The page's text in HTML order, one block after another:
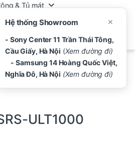
& Tủ mát
ULT1000
×
Hệ thống Showroom
- Sony Center 11 Trần Thái Tông,
Cầu Giấy, Hà Nội (Xem đường đi)
- Samsung 14 Hoàng Quốc Việt,
Nghĩa Đô, Hà Nội (Xem đường đi)